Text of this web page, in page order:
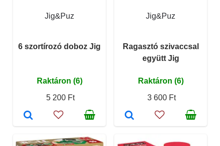
Jig&Puz
6 szortírozó doboz Jig
Raktáron (6)
5 200 Ft
Jig&Puz
Ragasztó szivaccsal
együtt Jig
Raktáron (6)
3 600 Ft